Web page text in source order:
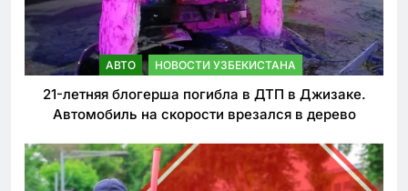
АВТО НОВОСТИ УЗБЕКИСТАНА
21-летняя блогерша погибла в ДТП в Джизаке.
Автомобиль на скорости врезался в дерево